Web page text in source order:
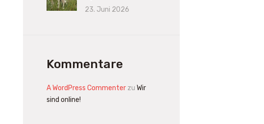
23.06.2026
23. Juni 2026
Kommentare
A WordPress Commenter zuWir
sind online!